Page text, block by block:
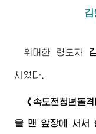
위대한
령도자
시였다.
《속도전청년돌
을 맨 앞장에 서서